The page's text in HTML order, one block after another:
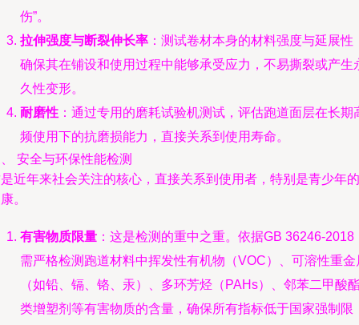
伤”。
拉伸强度与断裂伸长率 ：测试卷材本身的材料强度与延展性
确保其在铺设和使用过程中能够承受应力，不易撕裂或产生
久性变形。
耐磨性 ：通过专用的磨耗试验机测试，评估跑道面层在长期
频使用下的抗磨损能力，直接关系到使用寿命。
安全与环保性能检测
近年来社会关注的核心，直接关系到使用者，特别是青少年的
。
有害物质限量 ：这是检测的重中之重。依据GB 36246-2018
需严格检测跑道材料中挥发性有机物（VOC）、可溶性重金
（如铅、镉、铬、汞）、多环芳烃（PAHs）、邻苯二甲酸
类增塑剂等有害物质的含量，确保所有指标低于国家强制限